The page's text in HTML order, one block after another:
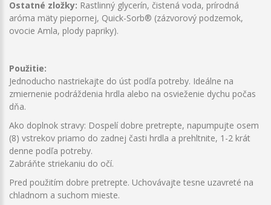
Ostatné zložky: Rastlinný glycerín, čistená voda, prírodná
aróma mäty piepornej, Quick-Sorb® (zázvorový podzemok,
ovocie Amla, plody papriky).
Použitie:
Jednoducho nastriekajte do úst podľa potreby. Ideálne na
zmiernenie podráždenia hrdla alebo na osvieženie dychu počas
dňa.
Ako doplnok stravy: Dospelí dobre pretrepte, napumpujte osem
(8) vstrekov priamo do zadnej časti hrdla a prehltnite, 1-2 krát
denne podľa potreby.
Zabráňte striekaniu do očí.
Pred použitím dobre pretrepte. Uchovávajte tesne uzavreté na
chladnom a suchom mieste.